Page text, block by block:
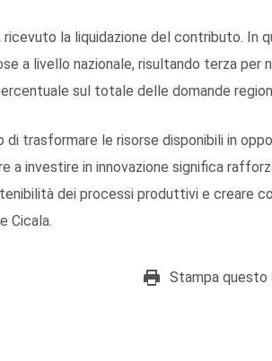
la liquidazione del contributo. In
a livello nazionale, risultando terza per
sul totale delle domande
trasformare le risorse disponibili in
a investire in innovazione significa
dei processi produttivi e creare
Cicala.
Stampa questo